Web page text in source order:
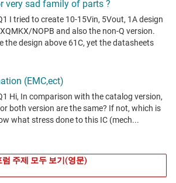
럼 주제 모두 보기(영문)